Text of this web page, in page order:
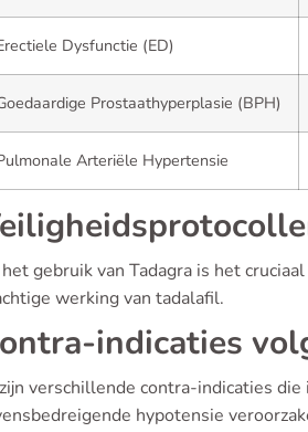
Dysfunctie (ED)
Prostaathyperplasie (BPH)
Arteriële Hypertensie
gebruik van Tadagra is het
werking van tadalafil.
indicaties
verschillende contra-indicaties
hypotensie